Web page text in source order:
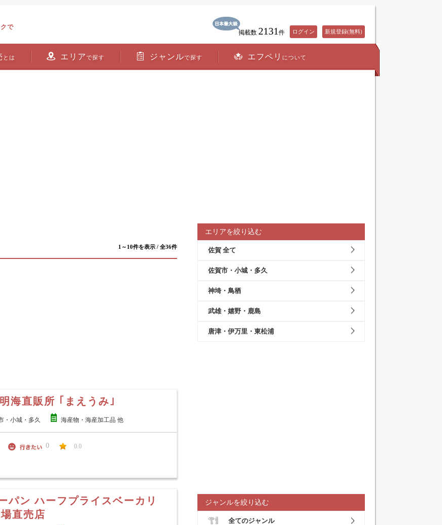
で
掲載数 2131 件 ログイン 新規登録(無料)
とは エリアで探す ジャンルで探す エフペリ について
1～10件を表示 / 全36件
海直販所 ｢まえうみ｣
・小城・多久 海産物・海産加工品 他
0 0.0
パン ハーフプライスベーカリ
直売店
エリアを絞り込む
佐賀 全て
佐賀市・小城・多久
神埼・鳥栖
武雄・嬉野・鹿島
唐津・伊万里・東松浦
ジャンルを絞り込む
全てのジャンル